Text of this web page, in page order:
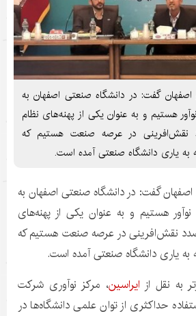
گفت: در دانشگاه صنعتی اصفهان به
هستیم و به عنوان یکی از پهنه‌های نظام
نقش‌افرینی در عرصه صنعت هستیم که
به یاری دانشگاه صنعتی آمده است.
گفت: در دانشگاه صنعتی اصفهان به
هستیم و به عنوان یکی از پهنه‌های
صدد نقش‌افرینی در عرصه صنعت هستیم که
به یاری دانشگاه صنعتی آمده است.
به نقل از ایراسین، مرکز نوآوری شرکت
حداکثری از توان علمی دانشگاه‌ها در